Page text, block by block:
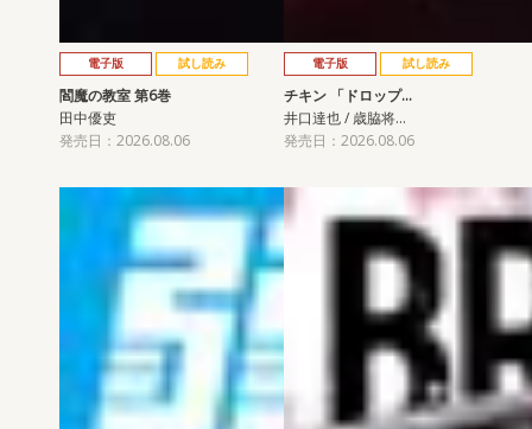
電子版 試し読み
閻魔の教室 第6巻
田中優吏
発売日：2026.08.06
電子版 試し読み
チキン 「ドロップ…
井口達也 / 歳脇将…
発売日：2026.08.06